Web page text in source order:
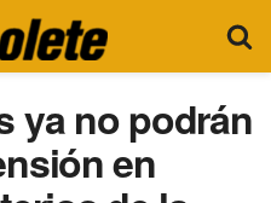
ya no podrán
en